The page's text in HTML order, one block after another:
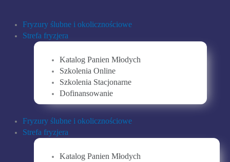
treści
Fryzury ślubne i okolicznościowe
Strefa fryzjera
Katalog Panien Młodych
Szkolenia Online
Szkolenia Stacjonarne
Dofinansowanie
Fryzury ślubne i okolicznościowe
Strefa fryzjera
Katalog Panien Młodych